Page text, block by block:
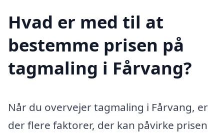
Hvad er med til at
bestemme prisen på
tagmaling i Fårvang?
Når du overvejer tagmaling i Fårvang, er
der flere faktorer, der kan påvirke prisen